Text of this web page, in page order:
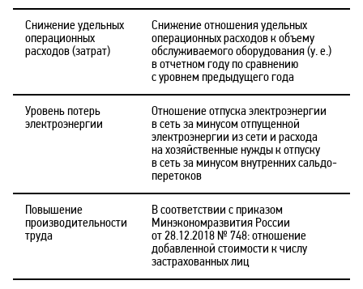
Снижение удельных
операционных
расходов (затрат)
Снижение отношения удельных
операционных расходов к объему
обслуживаемого оборудования (у. е.)
в отчетном году по сравнению
с уровнем предыдущего года
Уровень потерь
электроэнергии
Отношение отпуска электроэнергии
в сеть за минусом отпущенной
электроэнергии из сети и расхода
на хозяйственные нужды к отпуску
в сеть за минусом внутренних сальдо-
перетоков
Повышение
производительности
труда
В соответствии с приказом
Минэкономразвития России
от 28.12.2018 № 748: отношение
добавленной стоимости к числу
застрахованных лиц